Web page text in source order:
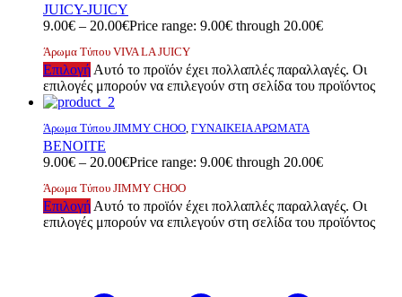
JUICY-JUICY
9.00€ – 20.00€Price range: 9.00€ through 20.00€
Άρωμα Τύπου VIVA LA JUICY
Επιλογή Αυτό το προϊόν έχει πολλαπλές παραλλαγές. Οι
επιλογές μπορούν να επιλεγούν στη σελίδα του προϊόντος
Άρωμα Τύπου JIMMY CHOO ΓΥΝΑΙΚΕΙΑ ΑΡΩΜΑΤΑ
ΒΕΝΟΙΤΕ
9.00€ – 20.00€Price range: 9.00€ through 20.00€
Άρωμα Τύπου JIMMY CHOO
Επιλογή Αυτό το προϊόν έχει πολλαπλές παραλλαγές. Οι
επιλογές μπορούν να επιλεγούν στη σελίδα του προϊόντος